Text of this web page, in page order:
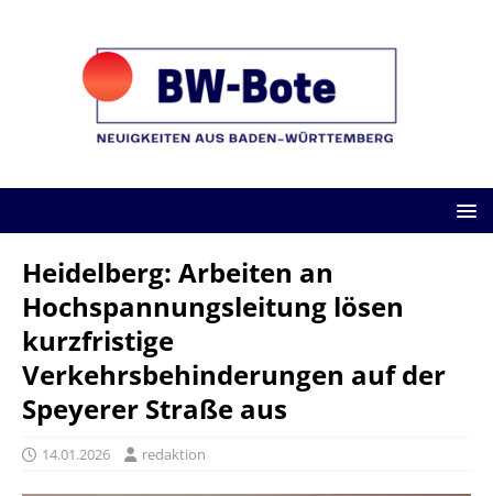
Heidelberg: Arbeiten an
Hochspannungsleitung lösen
kurzfristige
Verkehrsbehinderungen auf der
Speyerer Straße aus
14.01.2026 redaktion